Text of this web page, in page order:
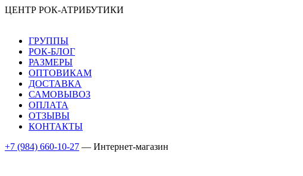
ЦЕНТР РОК-АТРИБУТИКИ
ГРУППЫ
РОК-БЛОГ
РАЗМЕРЫ
ОПТОВИКАМ
ДОСТАВКА
САМОВЫВОЗ
ОПЛАТА
ОТЗЫВЫ
КОНТАКТЫ
+7 (984) 660-10-27 — Интернет-магазин